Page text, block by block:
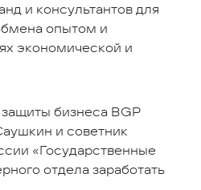
и консультантов для
опытом и
экономической и
бизнеса BGP
и советник
«Государственные
отдела заработать